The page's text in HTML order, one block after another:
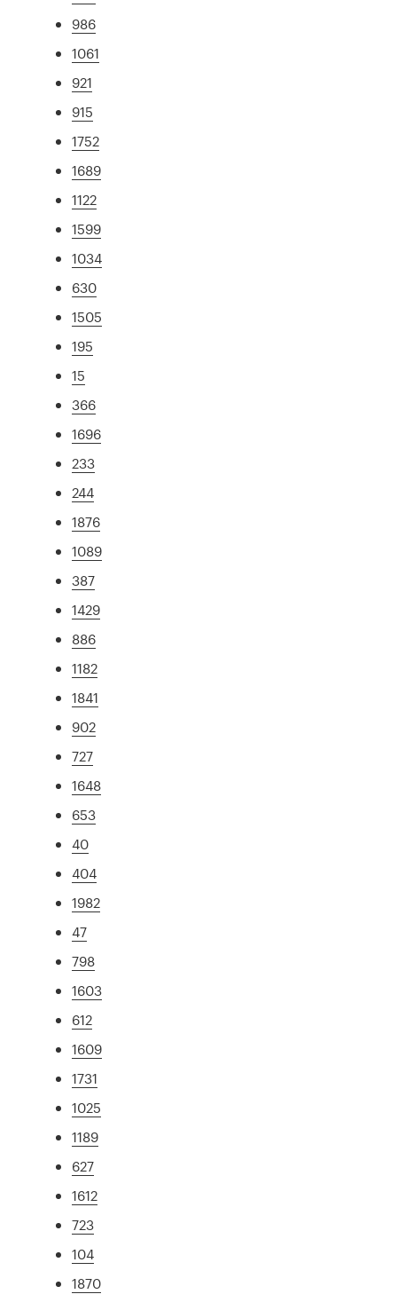
986
1061
921
915
1752
1689
1122
1599
1034
630
1505
195
15
366
1696
233
244
1876
1089
387
1429
886
1182
1841
902
727
1648
653
40
404
1982
47
798
1603
612
1609
1731
1025
1189
627
1612
723
104
1870